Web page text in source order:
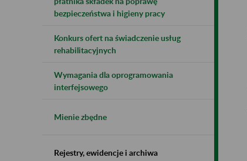
bezpieczeństwa i higieny pracy
Konkurs ofert na świadczenie usług
rehabilitacyjnych
Wymagania dla oprogramowania
interfejsowego
Mienie zbędne
Rejestry, ewidencje i archiwa